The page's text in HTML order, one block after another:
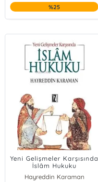
%25
Yeni Gelişmeler Karşısında
İslâm Hukuku
Hayreddin Karaman